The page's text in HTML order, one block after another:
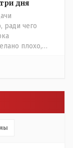
дня
ради чего
плохо,